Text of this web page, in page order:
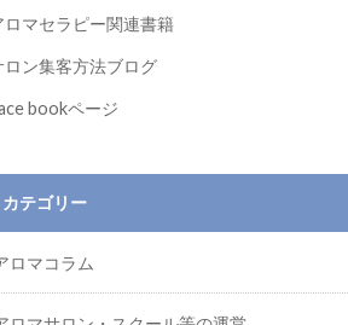
ロマセラピー関連書籍
ロン集客方法ブログ
bookページ
カテゴリー
ロマコラム